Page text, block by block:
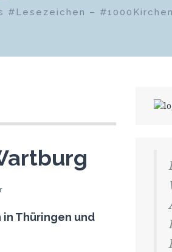
–
Thüringen und